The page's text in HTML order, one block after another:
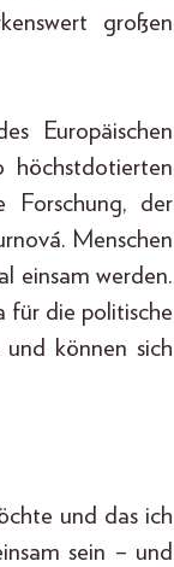
großen
Europäischen
höchstdotierten
Forschung, der
Menschen
einsam werden.
für die politische
können sich
und das ich
sein – und